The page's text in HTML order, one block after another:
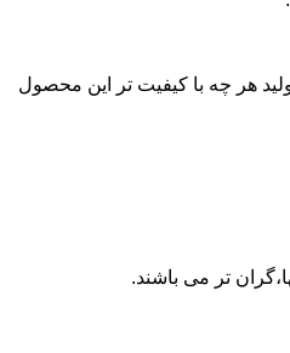
به تولید هر چه با کیفیت تر این محصول
تر می باشند.